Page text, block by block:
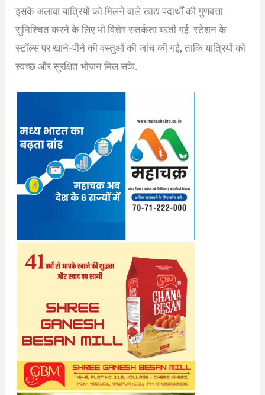
इसके अलावा यात्रियों को मिलने वाले खाद्य पदार्थों की गुणवत्ता
सुनिश्चित करने के लिए भी विशेष सतर्कता बरती गई. स्टेशन के
स्टॉल्स पर खाने-पीने की वस्तुओं की जांच की गई, ताकि यात्रियों को
स्वच्छ और सुरक्षित भोजन मिल सके.